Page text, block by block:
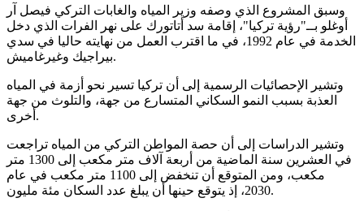
وسبق المشروع الذي وصفه وزير المياه والغابات التركي فيصل آر
أوغلو بــ"رؤية تركيا"، إقامة سد أتاتورك على نهر الفرات الذي دخل
الخدمة في عام 1992، في ما اقترب العمل من نهايته حاليا في سدي
بيراجيك وغيرغاميش.
وتشير الإحصائيات الرسمية إلى أن تركيا تسير نحو أزمة في المياه
العذبة بسبب النمو السكاني المتسارع من جهة، والتلوث من جهة
أخرى.
وتشير الدراسات إلى أن حصة المواطن التركي من المياه تراجعت
في العشرين سنة الماضية من أربعة آلاف متر مكعب إلى 1300 متر
مكعب، ومن المتوقع أن تنخفض إلى 1100 متر مكعب في عام
2030، إذ يتوقع حينها أن يبلغ عدد السكان مئة مليون.